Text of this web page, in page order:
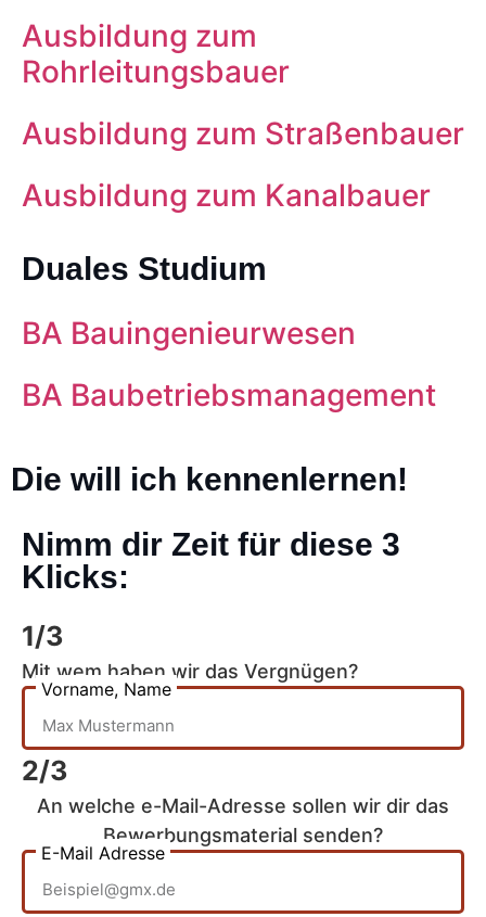
Ausbildung zum
Rohrleitungsbauer
Ausbildung zum Straßenbauer
Ausbildung zum Kanalbauer
Duales Studium
BA Bauingenieurwesen
BA Baubetriebsmanagement
Die will ich kennenlernen!
Nimm dir Zeit für diese 3
Klicks:
1/3
Mit wem haben wir das Vergnügen?
Vorname, Name
2/3
An welche e-Mail-Adresse sollen wir dir das
Bewerbungsmaterial senden?
E-Mail Adresse